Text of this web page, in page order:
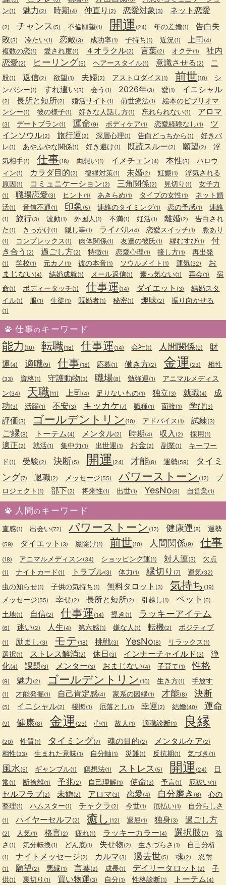
ン(1) 魅力 (2) 時期(4) 仲直り (2) 恋愛対象(3) ネット恋愛
(2) チャンス (5) 不倫願望(1) 開運 (24) 年の差婚(1)
告白失
敗(3) 冷たい(1) 恋敵(3) 成功率(1) 子持ち(1) 近況 (1) 上司 (4)
複数の恋(1) 愛され度(1) ４オラクル(2) 言葉(2) オクテ(1)
社内
恋愛(2) ヒーリング(5) ヘアースタイル(1) 意識させる (2)
二
股(1) 返信(2) 欲望(1) 夫婦(2) アストロダイス (1) 前世(10)
シ
ンパシー(1) すれ違い(3) 会う (1) 2026年(3) 愛(1) イニシャル
(2) 長所と短所(2) 婚活サイト (1) 前世療法(1)
絵本のビブリオマ
ンシー(1) 彼の様子(1) 好きな人話し方(1) 忘れられない(1) アロマ
(3) デートプラン(1) 運命(9) ボディケア(1) 恋愛経験なし (1)
ツ
インソウル(2) 旅行運(2) 深層心理(1) 告白どっちから (1)
好きバ
レ(1) あやふやな関係(1) 好き避け(1) 既読スルー(2) 願望(2)
浮
気相手(1) 仕事(18) 両想い(1) イメチェン(4) 本性(3)
ハロウ
ィン(1) カラダ目的(2) 復縁対策(1) 未婚(2) 妊娠(1)
浮気される
原因(1) コミュニケーション(2) 三角関係(2) 見切り (1) 女子力
(1) 職場恋愛(3) ヒント (1) あきらめ(1) タイプの女性(1)
ネット婚
活(1) 音信不通 (1) 印象(5) 連絡のタイミング(1) 恋の予感(1) 連絡
(1) 旅行(3) 波動(1) 外国人 (1) 不満(1) 妊活(1) 離婚(2)
告白され
た (1) きっかけ(1) 隠し事(1) ライバル(4) 恋愛スイッチ(1) 脈あり
(1) コンプレックス (1) 肉体関係(1) 友達の彼氏(1) 縁むすび(1)
付
き合う (2) 過ごし方(2) 特徴(1) 恋愛心理(1) 接し方(1) 再出発
(1) 学校(1) 元カノ (1) 彼の本音(1) ソウルメイト (1) 運気(32)
お
まじない(4) 結婚成就(1) メール返信(1) 素っ気ない(1) 再会(1)
宿
命(1) ボディータッチ(1) 仕事運 (14) ダイエット (3)
結婚スタ
イル(1) 服(1) 生徒(1) 既婚者(1) 秘密(1) 趣味(2) 振り向かせる
(1)
仕事のキーワード
能力 (10) 転職(18) 仕事運 (14) 会社(1) 人間関係(9)
財
運(4) 適職(9) 仕事(18) 応募(1) 働き方(2) 金運 (23) 相性
(33) 資格(1) 守護動物(3) 職場(8) 勉強運(1)
アニマルメディス
ン(34) 天職(11) 上司 (4) 足りないもの(1) 独立(3) 就職(4)
成
功(3) 活躍(1) 不安(3) キッカケ(7) 職種(1) 面接(1) 学び(3)
評価(3) ゴールデントリン (10) アドバイス (1) 試練(3)
ご縁(8) トーテム(4) メンタル(2) 時期(4) 収入 (2) 採用(1)
適正(2) 就活(1) 集中力 (1) 出世運(1) お金(2) 副業(1)
キーワー
ド (1) 受験(2) 決断(5) 開運 (24) 才能(8) 運勢(59)
タイミ
ング(7) 退職(2) メッセージ(55) パワーストーン (12)
プ
ロジェクト (1) 部下(2) 将来性(1) 出世(1) YesNo(8) 自営業(1)
人間のキーワード
直感(1) 出会い(72) パワーストーン (12) 健康運(8) 運勢
(59) ダイエット (3) 魔除け(1) 前世(10) 人間関係(9) 仕事
(18) アニマルメディスン(34) ショッピング運(1) 対人運(3) 欠点
(1) ナイトカード (1) トラブル(3) 体力 (1) 縁切り (7) 運気(32)
虫の知らせ(1) 子供の気持ち(1) 無料タロット (3) 気持ち (19)
メッセージ(55) 幸せ(2) 長所と短所(2) 引越し (1) ペット (6)
土地(1) 自信(2) 仕事運 (14) 導き (1) ラッキーアイテム
(6) 迷い(2) 人生(4) 第六感(1) 嫌な人 (1) 転機(2) ポジティブ
(1) 励まし (3) モテ (18) 挑戦(3) YesNo(8) リラックス (1)
選択(1) ストレス解消(2) 休日 (3) インナーチャイルド (3)
浄
化(4) 課題(3) メンター(3) おまじない(4) 子育て(1) 性格
(9) 魅力 (2) ゴールデントリン (10) 生き方(1) 手放す
(1) 才能発掘(1) 自己肯定感(4) 家系の因縁(1) 才能(8) 決断
(5) イニシャル(2) 後悔(1) 厄落とし (1) 幸運(2) 結婚(40) 運命
(9) 健康(8) 金運 (23) 心(1) 故人 (1) 適職診断(1) 良縁
(20) 性質(1) タイミング(7) 魂の目的(2) メンタルケア(2)
相性(33) 生まれた意味(1) 自分軸(1) 災難(1) 反抗期(1) 気づき (1)
風水(5) ギャンブル(1) 瞑想法(1) ストレス (5) 開運 (24)
日
常 (1) 断捨離(1) 予兆(2) 自己理解(1) 使命(3) 予言(1) 厄祓い(1)
セルフラブ(2) 未婚(2) アロマ(3) 恋愛(4) 自分磨き (6)
心の
整理(1) ハムスター(1) チャクラ (2) 今世(1) 厄払い(1) 自分らしさ
(1) ハイヤーセルフ (2) 癒し (12) 退屈(1) 独身(3) 過ごし方
(2) 人気(1) 格言(2) 疲れ(1) ラッキーカラー(4) 選択肢(7)
強
さ (1) 気分転換(1) どん底(1) 失せ物(2) 生きづらさ (1) 自己分析
(1) ナイトメッセージ(2) カルマ(3) 過去世(5) 魂(2) 忍耐
(1) 願望(2) 悪縁(1) 言葉(2) 成長(1) デイリータロット (2)
子
供(1) 裏切り (1) 買い物運(3) 自分(1) 性格診断(1) トーテム(4)